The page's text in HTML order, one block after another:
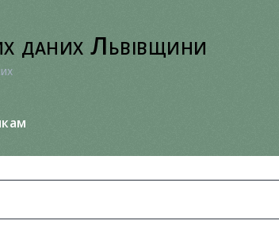
даних Львівщини